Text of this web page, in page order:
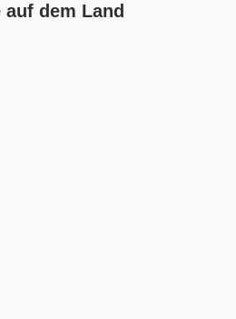
auf dem Land